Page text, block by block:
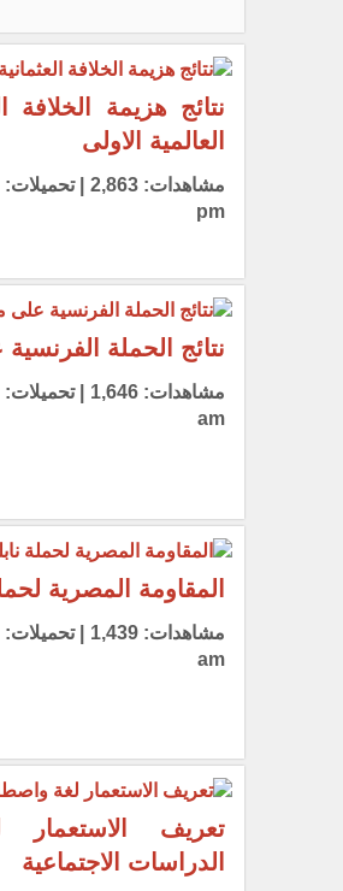
نتائج هزيمة الخلافة
العالمية الاولى
pm
نتائج الحملة
am
المقاومة المصرية
am
تعريف
الدراسات الاجتماعية